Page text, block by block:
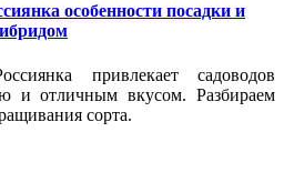
особенности посадки и
привлекает садоводов
и отличным вкусом. Разбираем
сорта.